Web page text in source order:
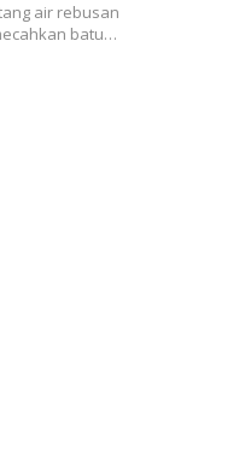
air rebusan
batu…